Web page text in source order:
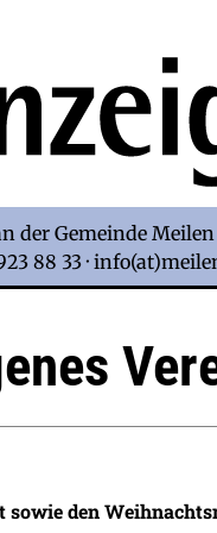
der Gemeinde Meilen
88 33 ·
den